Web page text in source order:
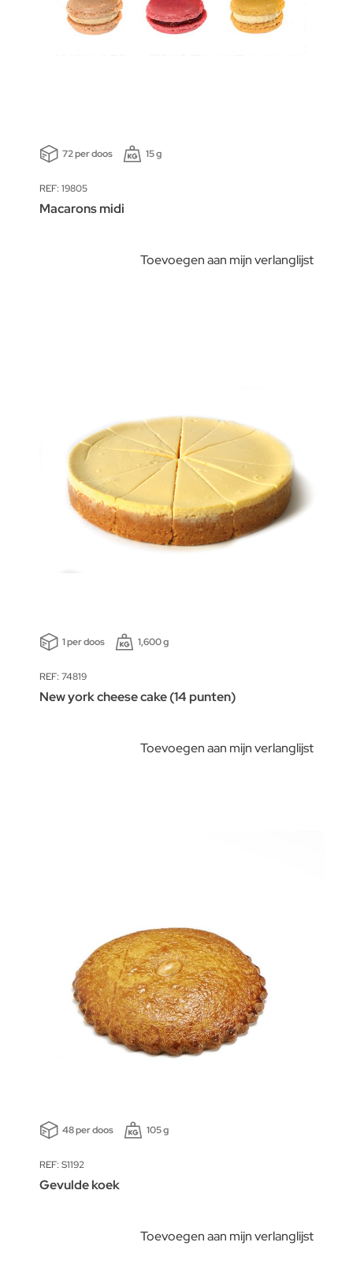
72 per doos 15 g
REF: 19805
Macarons midi
Toevoegen aan mijn verlanglijst
1 per doos 1,600 g
REF: 74819
New york cheese cake (14 punten)
Toevoegen aan mijn verlanglijst
48 per doos 105 g
REF: S1192
Gevulde koek
Toevoegen aan mijn verlanglijst